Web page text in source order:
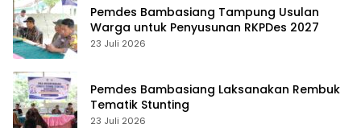
Pemdes Bambasiang Tampung Usulan
Warga untuk Penyusunan RKPDes 2027
23 Juli 2026
Pemdes Bambasiang Laksanakan Rembuk
Tematik Stunting
23 Juli 2026